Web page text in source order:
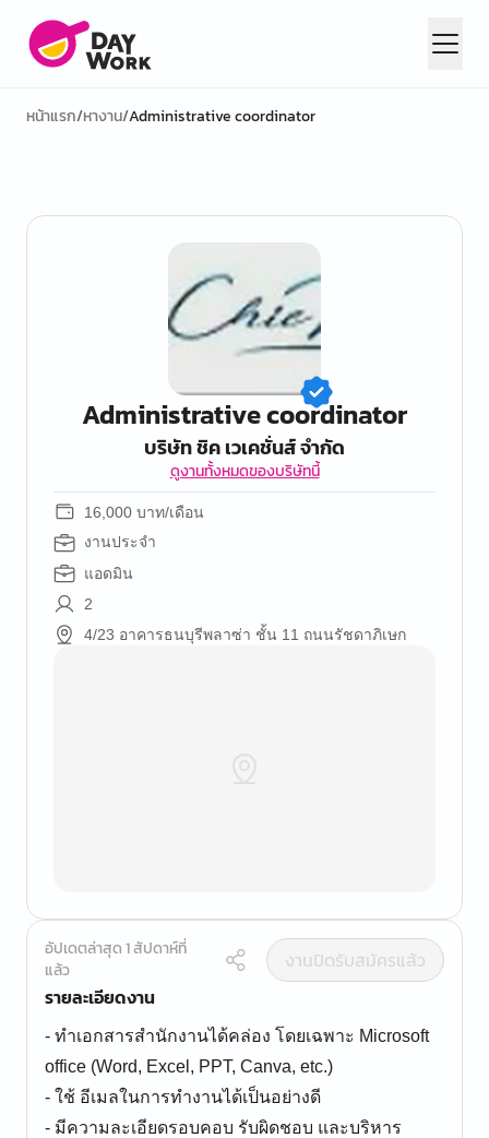
หน้าแรก/หางาน/Administrative coordinator
Administrative coordinator
บริษัท ชิค เวเคชั่นส์ จำกัด
ดูงานทั้งหมดของบริษัทนี้
16,000 บาท/เดือน
งานประจำ
แอดมิน
2
4/23 อาคารธนบุรีพลาซ่า ชั้น 11 ถนนรัชดาภิเษก
อัปเดตล่าสุด 1 สัปดาห์ที่
แล้ว
งานปิดรับสมัครแล้ว
รายละเอียดงาน
- ทำเอกสารสำนักงานได้คล่อง โดยเฉพาะ Microsoft
office (Word, Excel, PPT, Canva, etc.)
- ใช้ อีเมลในการทำงานได้เป็นอย่างดี
- มีความละเอียดรอบคอบ รับผิดชอบ และบริหาร